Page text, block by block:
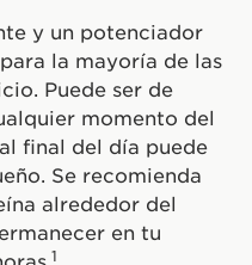
y un potenciador
la mayoría de las
Puede ser de
momento del
final del día puede
Se recomienda
alrededor del
en tu
1